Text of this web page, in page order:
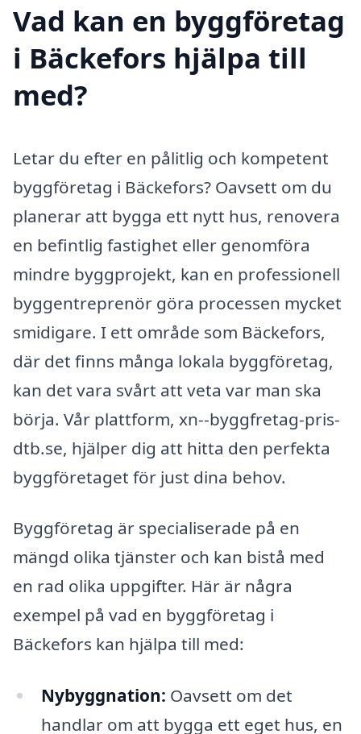
Vad kan en byggföretag
i Bäckefors hjälpa till
med?
Letar du efter en pålitlig och kompetent
byggföretag i Bäckefors? Oavsett om du
planerar att bygga ett nytt hus, renovera
en befintlig fastighet eller genomföra
mindre byggprojekt, kan en professionell
byggentreprenör göra processen mycket
smidigare. I ett område som Bäckefors,
där det finns många lokala byggföretag,
kan det vara svårt att veta var man ska
börja. Vår plattform, xn--byggfretag-pris-
dtb.se, hjälper dig att hitta den perfekta
byggföretaget för just dina behov.
Byggföretag är specialiserade på en
mängd olika tjänster och kan bistå med
en rad olika uppgifter. Här är några
exempel på vad en byggföretag i
Bäckefors kan hjälpa till med:
Nybyggnation: Oavsett om det
handlar om att bygga ett eget hus, en